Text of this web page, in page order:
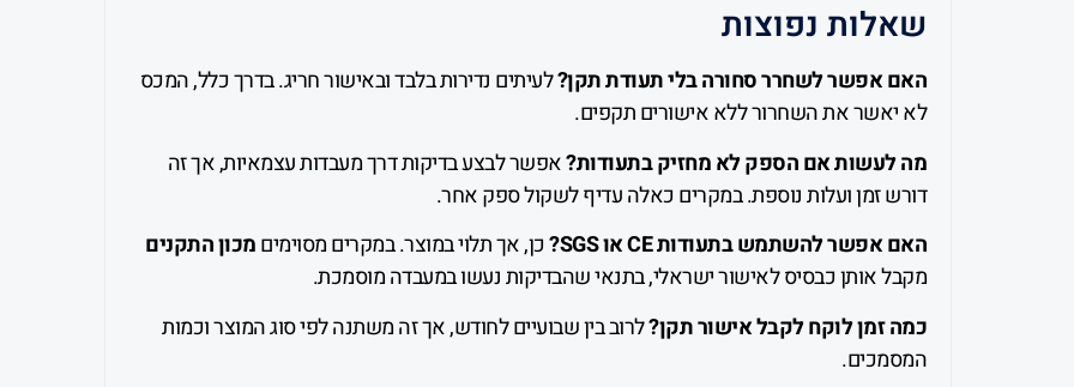
שאלות נפוצות
האם אפשר לשחרר סחורה בלי תעודת תקן?לעיתים נדירות בלבד ובאישור חריג. בדרך כלל, המכס
לא יאשר את השחרור ללא אישורים תקפים.
מה לעשות אם הספק לא מחזיק בתעודות?אפשר לבצע בדיקות דרך מעבדות עצמאיות, אך זה
דורש זמן ועלות נוספת. במקרים כאלה עדיף לשקול ספק אחר.
האם אפשר להשתמש בתעודות CE או SGS?
כן, אך תלוי במוצר. במקרים מסוימיםמכון התקנים
מקבל אותן כבסיס לאישור ישראלי, בתנאי שהבדיקות נעשו במעבדה מוסמכת.
כמה זמן לוקח לקבל אישור תקן?לרוב בין שבועיים לחודש, אך זה משתנה לפי סוג המוצר וכמות
המסמכים.